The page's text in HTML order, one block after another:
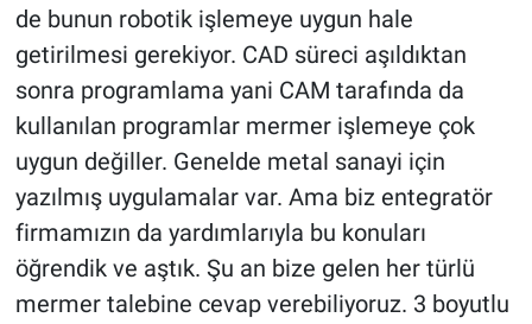
de bunun robotik işlemeye uygun hale
getirilmesi gerekiyor. CAD süreci aşıldıktan
sonra programlama yani CAM tarafında da
kullanılan programlar mermer işlemeye çok
uygun değiller. Genelde metal sanayi için
yazılmış uygulamalar var. Ama biz entegratör
firmamızın da yardımlarıyla bu konuları
öğrendik ve aştık. Şu an bize gelen her türlü
mermer talebine cevap verebiliyoruz. 3 boyutlu